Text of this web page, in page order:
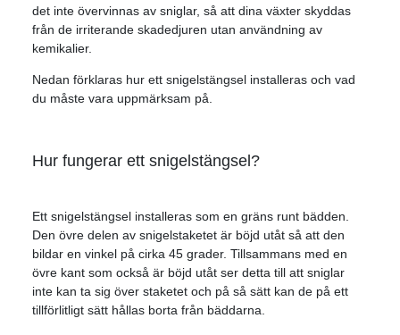
det inte övervinnas av sniglar, så att dina växter skyddas
från de irriterande skadedjuren utan användning av
kemikalier.
Nedan förklaras hur ett snigelstängsel installeras och vad
du måste vara uppmärksam på.
Hur fungerar ett snigelstängsel?
Ett snigelstängsel installeras som en gräns runt bädden.
Den övre delen av snigelstaketet är böjd utåt så att den
bildar en vinkel på cirka 45 grader. Tillsammans med en
övre kant som också är böjd utåt ser detta till att sniglar
inte kan ta sig över staketet och på så sätt kan de på ett
tillförlitligt sätt hållas borta från bäddarna.